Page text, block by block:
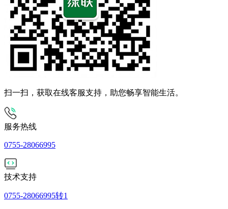
扫一扫，获取在线客服支持，助您畅享智能生活。
服务热线
0755-28066995
技术支持
0755-28066995转1